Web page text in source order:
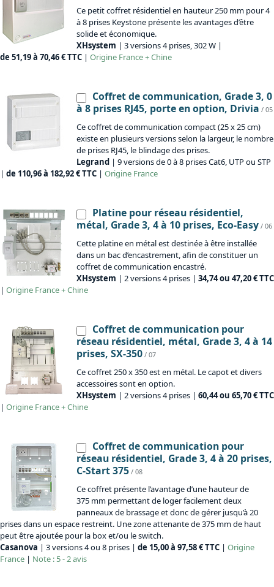
Ce petit coffret résidentiel en hauteur 250 mm pour 4
à 8 prises Keystone présente les avantages d’être
solide et économique.
XHsystem | 3 versions 4 prises, 302 W |
de 51,19 à 70,46 € TTC | Origine France + Chine
Coffret de communication, Grade 3, 0
à 8 prises RJ45, porte en option, Drivia / 05
Ce coffret de communication compact (25 x 25 cm)
existe en plusieurs versions selon la largeur, le nombre
de prises RJ45, le blindage des prises.
Legrand | 9 versions de 0 à 8 prises Cat6, UTP ou STP
| de 110,96 à 182,92 € TTC | Origine France
Platine pour réseau résidentiel,
métal, Grade 3, 4 à 10 prises, Eco-Easy / 06
Cette platine en métal est destinée à être installée
dans un bac d’encastrement, afin de constituer un
coffret de communication encastré.
XHsystem | 2 versions 4 prises | 34,74 ou 47,20 € TTC
| Origine France + Chine
Coffret de communication pour
réseau résidentiel, métal, Grade 3, 4 à 14
prises, SX-350 / 07
Ce coffret 250 x 350 est en métal. Le capot et divers
accessoires sont en option.
XHsystem | 2 versions 4 prises | 60,44 ou 65,70 € TTC
| Origine France + Chine
Coffret de communication pour
réseau résidentiel, Grade 3, 4 à 20 prises,
C-Start 375 / 08
Ce coffret présente l’avantage d’une hauteur de
375 mm permettant de loger facilement deux
panneaux de brassage et donc de gérer jusqu’à 20
prises dans un espace restreint. Une zone attenante de 375 mm de haut
peut être ajoutée pour la box et/ou le switch.
Casanova | 3 versions 4 ou 8 prises | de 15,00 à 97,58 € TTC | Origine
France | Note : 5 - 2 avis